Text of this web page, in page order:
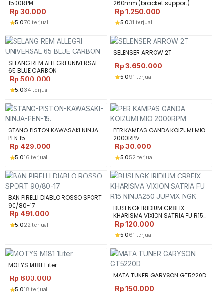
1500RPM
Rp 30.000
5.070 terjual
260mm (bracket support)
Rp 1.250.000
5.031 terjual
SELANG REM ALLEGRI UNIVERSAL
65 BLUE CARBON
Rp 500.000
5.034 terjual
SELENSER ARROW 2T
Rp 3.650.000
5.091 terjual
STANG PISTON KAWASAKI NINJA
PEN 15
Rp 429.000
5.016 terjual
PER KAMPAS GANDA KOIZUMI MIO
2000RPM
Rp 30.000
5.052 terjual
BAN PIRELLI DIABLO ROSSO SPORT
90/80-17
Rp 491.000
5.022 terjual
BUSI NGK IRIDIUM CR8EIX
KHARISMA VIXION SATRIA FU R15
NINJA250 JUPMX NGK
Rp 120.000
5.061 terjual
MOTYS M181 1Liter
Rp 600.000
5.018 terjual
MATA TUNER GARYSON GT5220D
Rp 150.000